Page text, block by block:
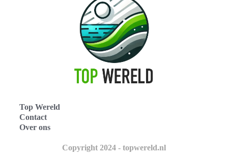
Top Wereld
Contact
Over ons
Copyright 2024 - topwereld.nl